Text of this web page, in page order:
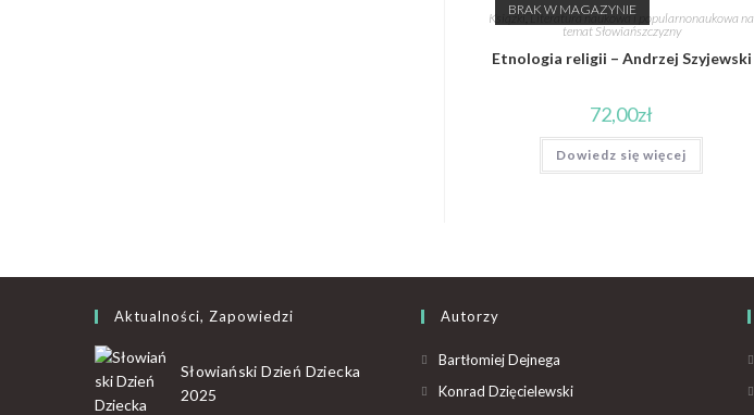
BRAK W MAGAZYNIE
Książki, Literatura naukowa i popularnonaukowa na
temat Słowiańszczyzny
Etnologia religii – Andrzej Szyjewski
72,00zł
Dowiedz się więcej
Aktualności, Zapowiedzi
Słowiański Dzień Dziecka
2025
Autorzy
Bartłomiej Dejnega
Konrad Dzięcielewski